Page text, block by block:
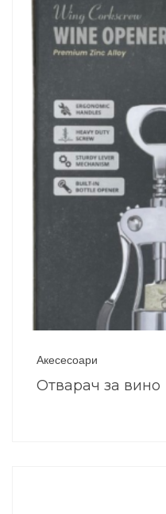
Акесесоари
Отварач за вино